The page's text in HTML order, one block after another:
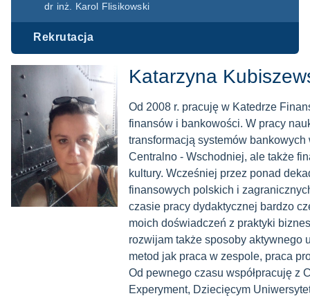
dr inż. Karol Flisikowski
Rekrutacja
Katarzyna
Od 2008 r. pracuję w Katedrze
finansów i bankowości. W pracy
transformacją systemów
Centralno - Wschodniej, ale także
kultury. Wcześniej przez ponad
finansowych polskich i
czasie pracy dydaktycznej bardzo
moich doświadczeń z praktyki
rozwijam także sposoby aktywnego
metod jak praca w zespole, praca
Od pewnego czasu współpracuję z
Experyment, Dziecięcym